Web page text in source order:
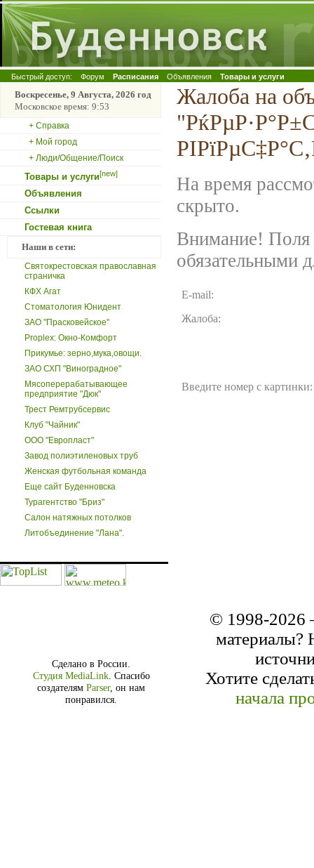
Быстрый доступ: Форум Расписания Объявления Товары и услуги
Воскресенье, 9 Августа, 2026 год
Московское время: 9:53
+ Справка
+ Мой город
+ Люди/Общение/Поиск
Товары и услуги[new]
Объявления
Ссылки
Гостевая книга
Наши в сети:
Святокрестовская православная
страничка
КФХ Агат
Стоматология Юнидент
ЗАО "Прасковейское"
Proplex: Окно-Комфорт
Прикумье: зерно,мука,овощи.
ЗАО СХП "Виноградное"
Мясоперерабатывающее
предприятие "Дюк"
Трест Ремтрубсервис
Клуб "Чайник"
ООО "Европласт"
Завод полиэтиленовых труб
Женская футбольная команда
Еще сайт Буденновска
Турагентство "Бриз"
Салон натяжных потолков
Литобъединение "Лана".
Жалоба на
На время
скрыто.
Внимание! Поля
обязательными
E-mail:
Жалоба:
Введите номер с картинки:
Сделано в России.
Студия MediaLink. Спасибо
создателям Parser, он нам
понравился.
© 1998-2026
материалы?
Хотите
начала